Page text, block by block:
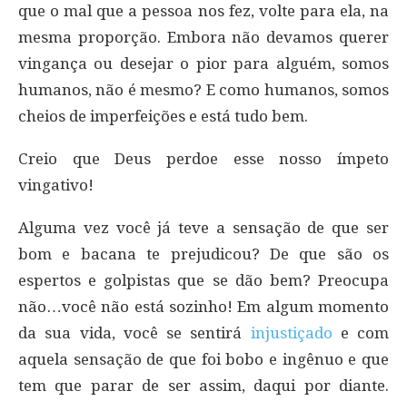
que o mal que a pessoa nos fez, volte para ela, na
mesma proporção. Embora não devamos querer
vingança ou desejar o pior para alguém, somos
humanos, não é mesmo? E como humanos, somos
cheios de imperfeições e está tudo bem.
Creio que Deus perdoe esse nosso ímpeto
vingativo!
Alguma vez você já teve a sensação de que ser
bom e bacana te prejudicou? De que são os
espertos e golpistas que se dão bem? Preocupa
não…você não está sozinho! Em algum momento
da sua vida, você se sentirá injustiçado e com
aquela sensação de que foi bobo e ingênuo e que
tem que parar de ser assim, daqui por diante.